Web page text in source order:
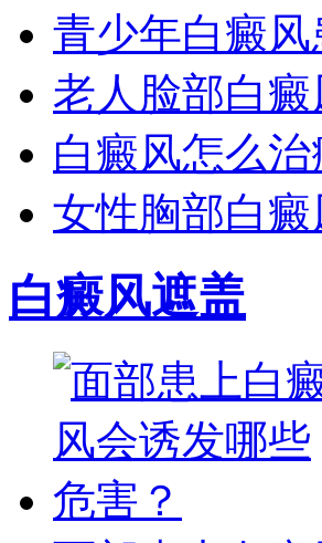
青少年白癜
老人脸部白
白癜风怎么
女性胸部白
白癜风遮盖